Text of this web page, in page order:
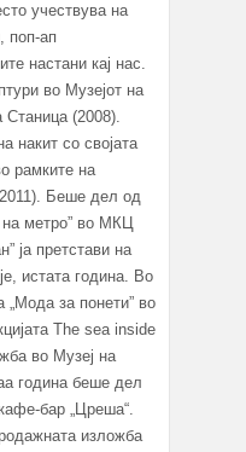
учествува на
поп-ап
настани кај нас.
во Музејот на
(2008).
накит со својата
рамките на
Беше дел од
на метро” во МКЦ
ја претстави на
истата година. Во
„Мода за понети” во
The sea inside
во Музеј на
година беше дел
бар „Цреша“.
изложба